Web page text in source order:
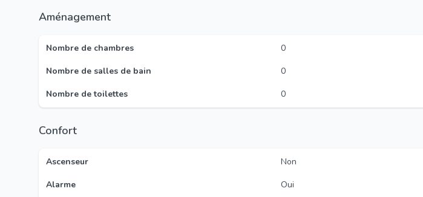
Aménagement
Nombre de chambres
0
Nombre de salles de bain
0
Nombre de toilettes
0
Confort
Ascenseur
Non
Alarme
Oui